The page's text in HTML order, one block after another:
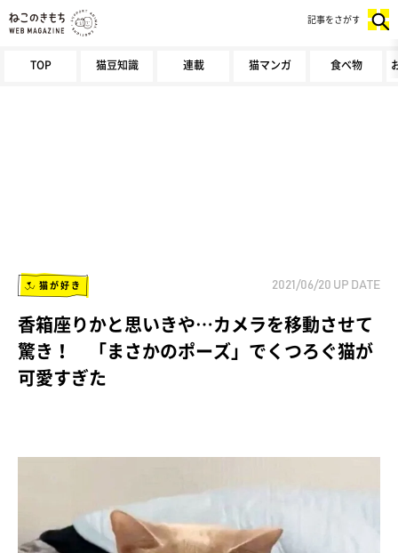
TOP 猫豆知識 連載 猫マンガ 食べ物
記事をさがす
猫が好き 2021/06/20 UP DATE
香箱座りかと思いきや…カメラを移動させて
驚き！ 「まさかのポーズ」でくつろぐ猫が
可愛すぎた